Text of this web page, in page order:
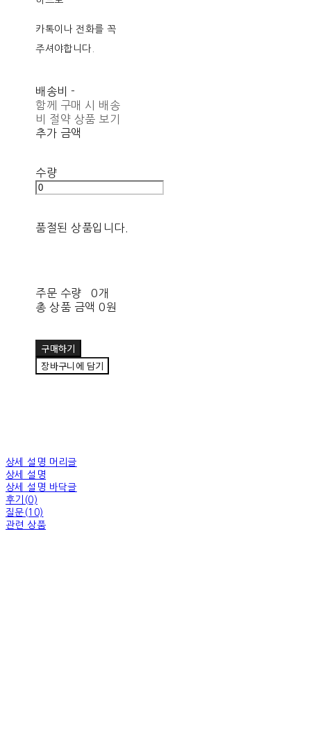
카톡이나 전화를 꼭
주셔야합니다.
배송비 -
함께 구매 시 배송
비 절약 상품 보기
추가 금액
수량
품절된 상품입니다.
주문 수량
0개
총 상품 금액 0원
구매하기
장바구니에 담기
상세 설명 머리글
상세 설명
상세 설명 바닥글
후기(0)
질문(10)
관련 상품